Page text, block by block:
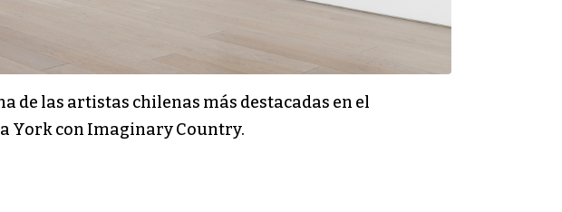
de las artistas chilenas más destacadas en el
York con Imaginary Country.